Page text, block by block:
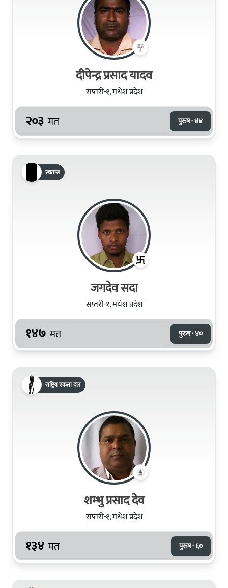
दीपेन्द्र प्रसाद यादव
सप्तरी-१, मधेश प्रदेश
२०३ मत पुरुष · ४४
स्वतन्त्र
जगदेव सदा
सप्तरी-१, मधेश प्रदेश
१४७ मत पुरुष · ४०
राष्ट्रिय एकता दल
शम्भु प्रसाद देव
सप्तरी-१, मधेश प्रदेश
१३४ मत पुरुष · ६०